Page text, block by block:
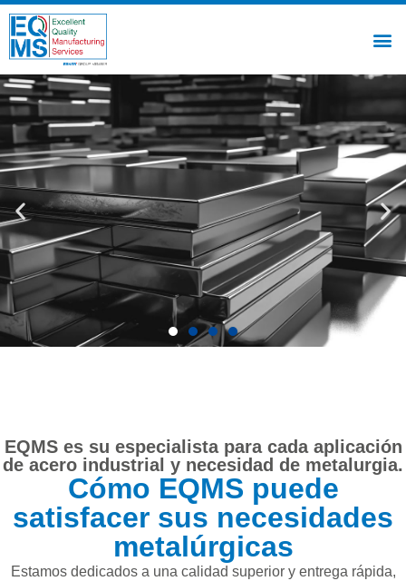
TRABAJOS
CON METAL
EQMS es su especialista para cada aplicación
de acero industrial y necesidad de metalurgia.
Cómo EQMS puede
satisfacer sus necesidades
metalúrgicas
Estamos dedicados a una calidad superior y entrega rápida,